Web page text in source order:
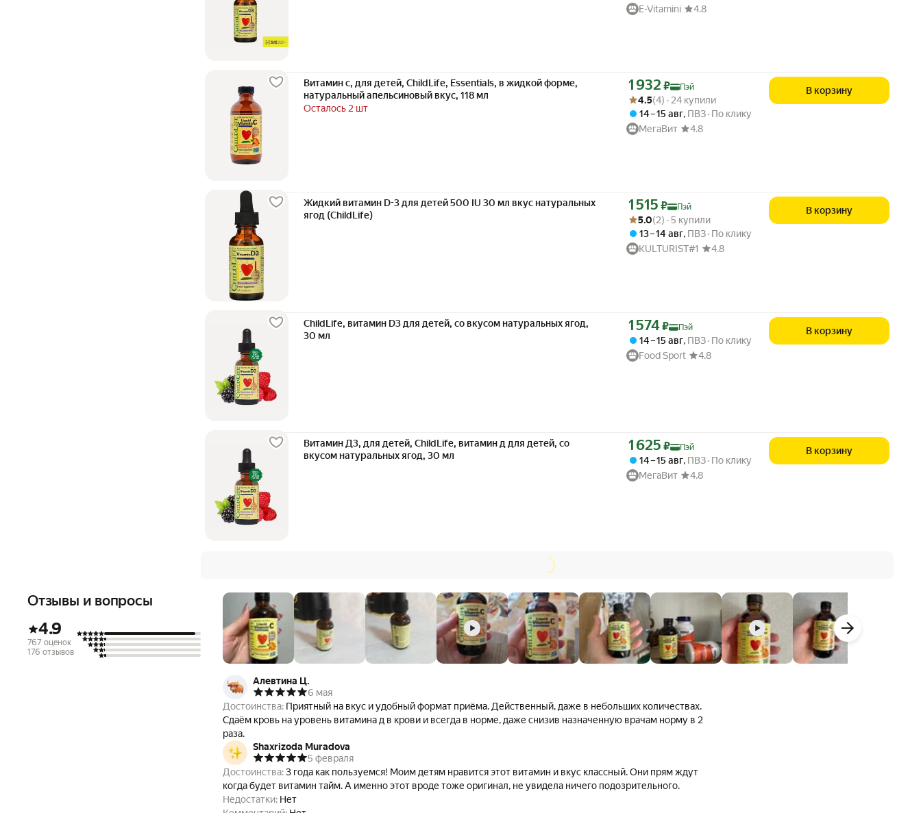
E-Vitamini
4.8
Витамин с, для детей, ChildLife, Essentials, в жидкой форме,
натуральный апельсиновый вкус, 118 мл
Осталось 2 шт
Цена с картой Яндекс Пэй 1932 ₽ вместо
1 932 ₽
Пэй
Рейтинг товара: 4.5 из 5
Оценок: (4) · 24 купили
4.5(4) · 24 купили
14 – 15 авг, ПВЗ По клику
МегаВит
4.8
В корзину
Жидкий витамин D-3 для детей 500 IU 30 мл вкус натуральных
ягод (ChildLife)
Цена с картой Яндекс Пэй 1515 ₽ вместо
1 515 ₽
Пэй
Рейтинг товара: 5.0 из 5
Оценок: (2) · 5 купили
5.0(2) · 5 купили
13 – 14 авг, ПВЗ По клику
KULTURIST#1
4.8
В корзину
ChildLife, витамин D3 для детей, со вкусом натуральных ягод,
30 мл
Цена с картой Яндекс Пэй 1574 ₽ вместо
1 574 ₽ Пэй
14 – 15 авг, ПВЗ По клику
Food Sport
4.8
В корзину
Витамин Д3, для детей, ChildLife, витамин д для детей, со
вкусом натуральных ягод, 30 мл
Цена с картой Яндекс Пэй 1625 ₽ вместо
1 625 ₽ Пэй
14 – 15 авг, ПВЗ По клику
МегаВит
4.8
В корзину
Отзывы и вопросы
4.9
767 оценок
176 отзывов
Алевтина Ц.
6 мая
Достоинства: Приятный на вкус и удобный формат приёма. Действенный, даже в небольших количествах.
Сдаём кровь на уровень витамина д в крови и всегда в норме, даже снизив назначенную врачам норму в 2
раза.
Shaxrizoda Muradova
5 февраля
Достоинства:3 года как пользуемся! Моим детям нравится этот витамин и вкус классный. Они прям ждут
когда будет витамин тайм. А именно этот вроде тоже оригинал, не увидела ничего подозрительного.
Недостатки: Нет